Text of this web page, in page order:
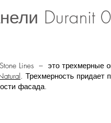
Duranit
Lines – это трехмерные
. Трехмерность придает
фасада.